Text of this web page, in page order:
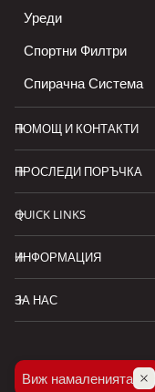
Уреди
Спортни Филтри
Спирачна Система
ПОМОЩ И КОНТАКТИ
ПРОСЛЕДИ ПОРЪЧКА
QUICK LINKS
ИНФОРМАЦИЯ
ЗА НАС
©
Виж намаленията